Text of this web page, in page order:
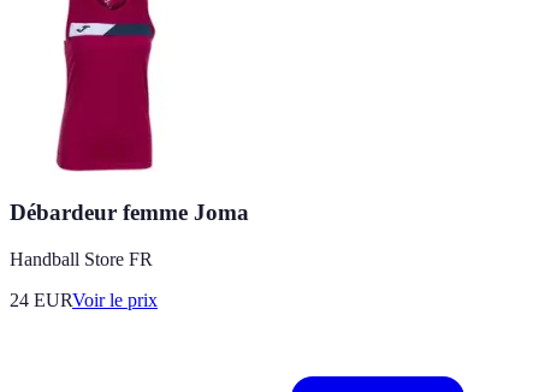
Débardeur femme Joma
Handball Store FR
24 EURVoir le prix